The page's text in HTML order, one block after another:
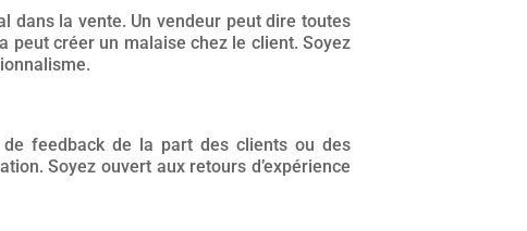
dans la vente. Un vendeur peut dire toutes
peut créer un malaise chez le client. Soyez
de feedback de la part des clients ou des
Soyez ouvert aux retours d’expérience